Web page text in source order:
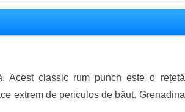
Acest classic rum punch este o rețetă
extrem de periculos de băut. Grenadina